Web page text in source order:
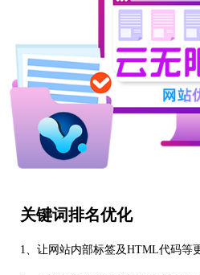
关键词排名优化
1、让网站内部标签及HTML代码等